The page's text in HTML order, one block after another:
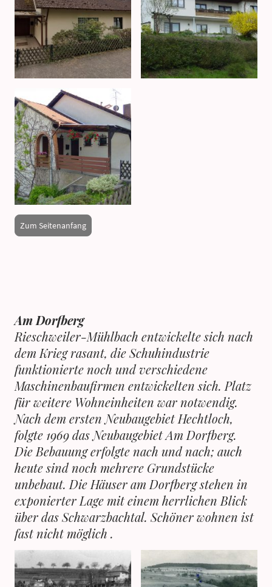
Zum Seitenanfang
Am Dorfberg
Rieschweiler-Mühlbach entwickelte sich nach
dem Krieg rasant, die Schuhindustrie
funktionierte noch und verschiedene
Maschinenbaufirmen entwickelten sich. Platz
für weitere Wohneinheiten war notwendig.
Nach dem ersten Neubaugebiet Hechtloch,
folgte 1969 das Neubaugebiet Am Dorfberg.
Die Bebauung erfolgte nach und nach; auch
heute sind noch mehrere Grundstücke
unbebaut. Die Häuser am Dorfberg stehen in
exponierter Lage mit einem herrlichen Blick
über das Schwarzbachtal. Schöner wohnen ist
fast nicht möglich .